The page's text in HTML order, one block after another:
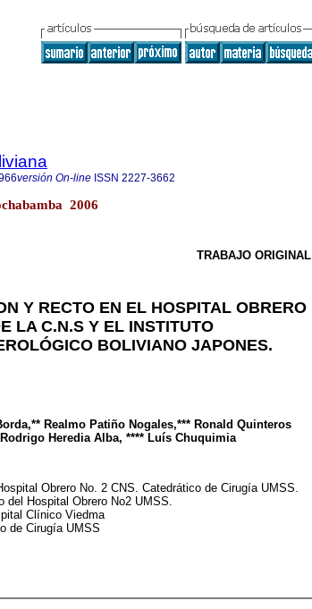
versión On-line ISSN 2227-3662
2006
TRABAJO ORIGINAL
Y RECTO EN EL HOSPITAL OBRERO
LA C.N.S Y EL INSTITUTO
BOLIVIANO JAPONES.
Realmo Patiño Nogales,*** Ronald Quinteros
Heredia Alba, **** Luís Chuquimia
Obrero No. 2 CNS. Catedrático de Cirugía UMSS.
del Hospital Obrero No2 UMSS.
Clínico Viedma
de Cirugía UMSS